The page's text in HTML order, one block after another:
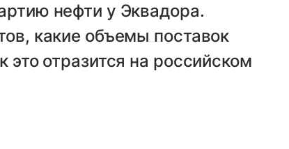
нефти у Эквадора.
какие объемы поставок
отразится на российском